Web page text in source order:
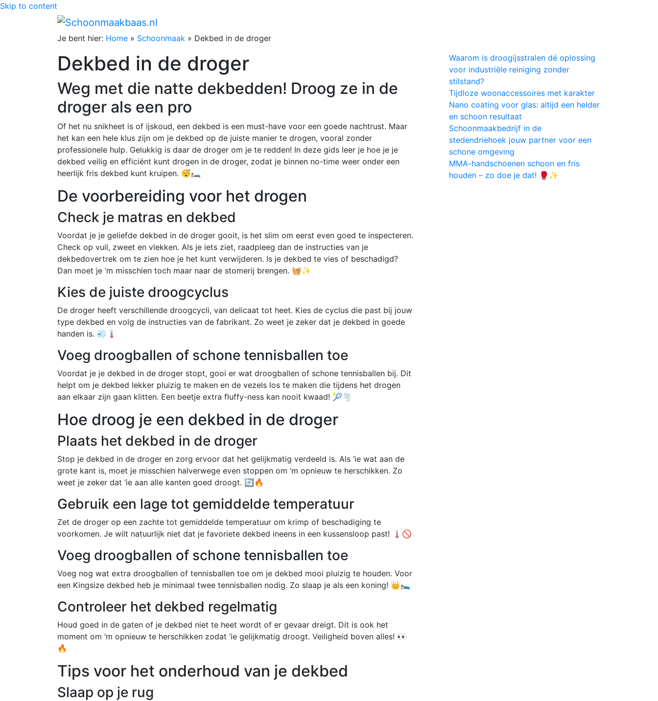
Skip to content
Je bent hier: Home » Schoonmaak » Dekbed in de droger
Dekbed in de droger
Weg met die natte dekbedden! Droog ze in de
droger als een pro
Of het nu snikheet is of ijskoud, een dekbed is een must-have voor een goede nachtrust. Maar
het kan een hele klus zijn om je dekbed op de juiste manier te drogen, vooral zonder
professionele hulp. Gelukkig is daar de droger om je te redden! In deze gids leer je hoe je je
dekbed veilig en efficiënt kunt drogen in de droger, zodat je binnen no-time weer onder een
heerlijk fris dekbed kunt kruipen. 😴🛏️
De voorbereiding voor het drogen
Check je matras en dekbed
Voordat je je geliefde dekbed in de droger gooit, is het slim om eerst even goed te inspecteren.
Check op vuil, zweet en vlekken. Als je iets ziet, raadpleeg dan de instructies van je
dekbedovertrek om te zien hoe je het kunt verwijderen. Is je dekbed te vies of beschadigd?
Dan moet je ‘m misschien toch maar naar de stomerij brengen. 🧺✨
Kies de juiste droogcyclus
De droger heeft verschillende droogcycli, van delicaat tot heet. Kies de cyclus die past bij jouw
type dekbed en volg de instructies van de fabrikant. Zo weet je zeker dat je dekbed in goede
handen is. 💨🌡️
Voeg droogballen of schone tennisballen toe
Voordat je je dekbed in de droger stopt, gooi er wat droogballen of schone tennisballen bij. Dit
helpt om je dekbed lekker pluizig te maken en de vezels los te maken die tijdens het drogen
aan elkaar zijn gaan klitten. Een beetje extra fluffy-ness kan nooit kwaad! 🎾🌪️
Hoe droog je een dekbed in de droger
Plaats het dekbed in de droger
Stop je dekbed in de droger en zorg ervoor dat het gelijkmatig verdeeld is. Als ‘ie wat aan de
grote kant is, moet je misschien halverwege even stoppen om ‘m opnieuw te herschikken. Zo
weet je zeker dat ‘ie aan alle kanten goed droogt. 🔄🔥
Gebruik een lage tot gemiddelde temperatuur
Zet de droger op een zachte tot gemiddelde temperatuur om krimp of beschadiging te
voorkomen. Je wilt natuurlijk niet dat je favoriete dekbed ineens in een kussensloop past! 🌡️🚫
Voeg droogballen of schone tennisballen toe
Voeg nog wat extra droogballen of tennisballen toe om je dekbed mooi pluizig te houden. Voor
een Kingsize dekbed heb je minimaal twee tennisballen nodig. Zo slaap je als een koning! 👑🛌
Controleer het dekbed regelmatig
Houd goed in de gaten of je dekbed niet te heet wordt of er gevaar dreigt. Dit is ook het
moment om ‘m opnieuw te herschikken zodat ‘ie gelijkmatig droogt. Veiligheid boven alles! 👀
🔥
Tips voor het onderhoud van je dekbed
Slaap op je rug
Waarom is droogijsstralen dé oplossing
voor industriële reiniging zonder
stilstand?
Tijdloze woonaccessoires met karakter
Nano coating voor glas: altijd een helder
en schoon resultaat
Schoonmaakbedrijf in de
stedendriehoek jouw partner voor een
schone omgeving
MMA-handschoenen schoon en fris
houden – zo doe je dat! 🥊✨